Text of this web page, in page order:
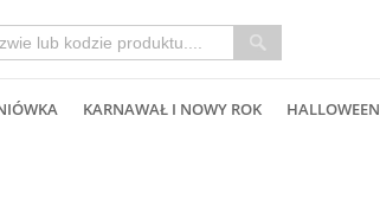
KARNAWAŁ I NOWY ROK HALLOWEEN